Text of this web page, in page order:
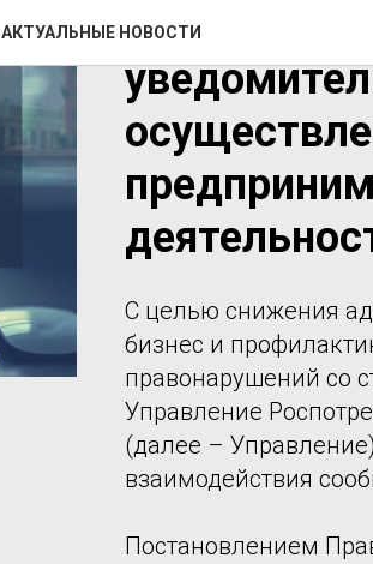
АКТУАЛЬНЫЕ НОВОСТИИнформация
С целью снижения
бизнес и
правонарушений со
Управление
(далее –
взаимодействия
Постановлением